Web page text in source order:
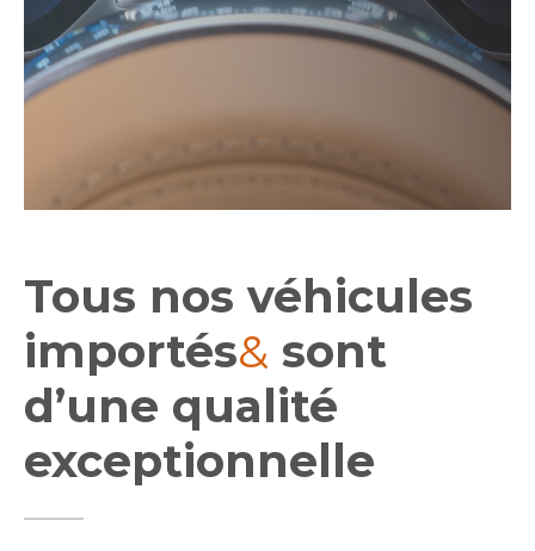
Tous nos véhicules
importés& sont
d’une qualité
exceptionnelle